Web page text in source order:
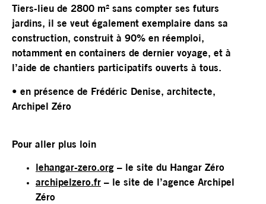
Tiers-lieu de 2800 m² sans compter ses futurs
jardins, il se veut également exemplaire dans sa
construction, construit à 90% en réemploi,
notamment en containers de dernier voyage, et à
l’aide de chantiers participatifs ouverts à tous.
• en présence de Frédéric Denise, architecte,
Archipel Zéro
Pour aller plus loin
lehangar-zero.org – le site du Hangar Zéro
archipelzero.fr – le site de l’agence Archipel
Zéro